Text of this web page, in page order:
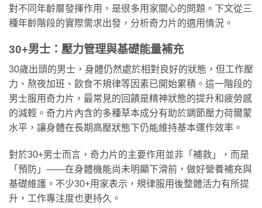
對不同年齡層發揮作用，是很多用家關心的問題。下文從三
種年齡階段的實際需求出發，分析奇力片的適用情況。
30+男士：壓力管理與基礎能量補充
30歲出頭的男士，身體仍然處於相對良好的狀態，但工作壓
力、熬夜加班、飲食不規律等因素已開始累積。這一階段的
男士服用奇力片，最常見的回饋是精神狀態的提升和疲勞感
的減輕。奇力片內含的多種草本成分有助於調節壓力荷爾蒙
水平，讓身體在長期高壓狀態下仍能維持基本運作效率。
對於30+男士而言，奇力片的主要作用並非「補救」，而是
「預防」——在身體機能尚未明顯下滑前，做好營養補充與
基礎維護。不少30+用家表示，規律服用後整體活力有所提
升，工作專注度也更持久。